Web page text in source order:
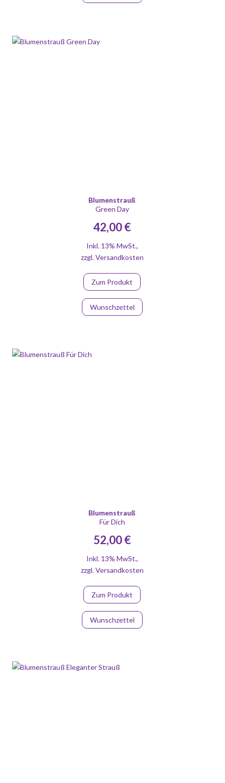
Blumenstrauß
Green Day
42,00 €
Inkl. 13% MwSt.,
zzgl.Versandkosten
Zum Produkt
Wunschzettel
Blumenstrauß
Für Dich
52,00 €
Inkl. 13% MwSt.,
zzgl.Versandkosten
Zum Produkt
Wunschzettel